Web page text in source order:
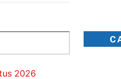
2026